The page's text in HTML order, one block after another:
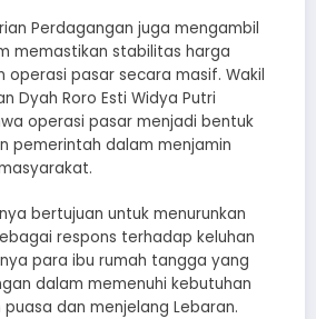
Perdagangan juga mengambil
memastikan stabilitas harga
operasi pasar secara masif. Wakil
Dyah Roro Esti Widya Putri
operasi pasar menjadi bentuk
pemerintah dalam menjamin
bertujuan untuk menurunkan
respons terhadap keluhan
para ibu rumah tangga yang
dalam memenuhi kebutuhan
dan menjelang Lebaran.